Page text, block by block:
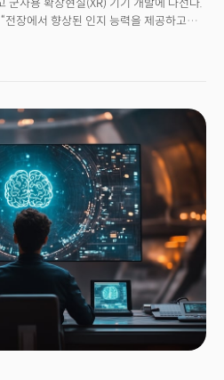
사용 확장현실(XR) 기기 개발에 나선다.
장에서 향상된 인지 능력을 제공하고
있는 다양한 통합 XR 제품을 설계, 제작
릴의 조인트 MR(joint mixed reality)
부터 데이터를 통합해 실시간 전장
지휘 및 제어 시스템 ‘래티스 플랫폼’이